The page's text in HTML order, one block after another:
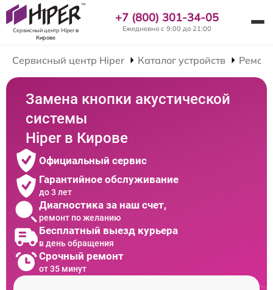
Сервисный центр Hiperв
Кирове
+7 (800) 301-34-05
Ежедневно с 9:00 до 21:00
Сервисный центр Hiper Каталог устройств
Замена кнопки акустической
системы
Hiper в Кирове
Официальный сервис
Гарантийное обслуживание
до 3 лет
Диагностика за наш счет,
ремонт по желанию
Бесплатный выезд курьера
в день обращения
Срочный ремонт
от 35 минут